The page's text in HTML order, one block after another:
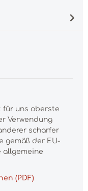
für uns oberste
Verwendung
scharfer
gemäß der EU-
allgemeine
(PDF)